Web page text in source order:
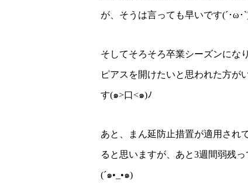
が、そうは言っても早いです(´･ω･
そしてそろそろ卒業シーズンにな
ピアスを開けたいと思われた方が
す(๑>口<๑)ﾉ
あと、まん延防止措置が適用され
ると思いますが、あと3週間弱残
(´๑•_•๑)